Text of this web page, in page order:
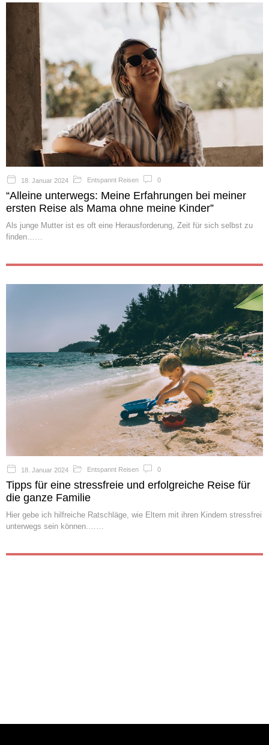
18. Januar 2024 Entspannt Reisen 0
“Alleine unterwegs: Meine Erfahrungen bei meiner
ersten Reise als Mama ohne meine Kinder”
Als junge Mutter ist es oft eine Herausforderung, Zeit für sich selbst zu
finden…
18. Januar 2024 Entspannt Reisen 0
Tipps für eine stressfreie und erfolgreiche Reise für
die ganze Familie
Hier gebe ich hilfreiche Ratschläge, wie Eltern mit ihren Kindern stressfrei
unterwegs sein können.…